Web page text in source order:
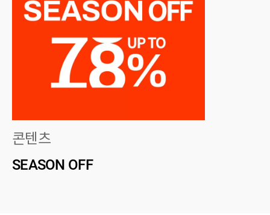
콘텐츠
SEASON OFF